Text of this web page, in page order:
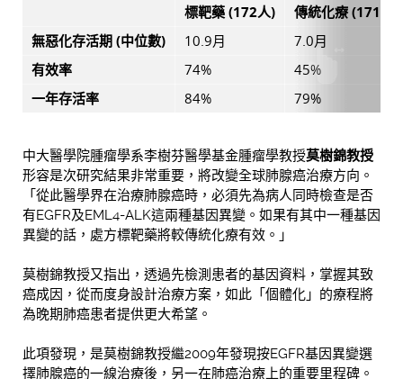
標靶藥(172人) 傳統化療(171人)
無惡化存活期(中位數) 10.9月 7.0月
有效率 74% 45%
一年存活率 84% 79%
中大醫學院腫瘤學系李樹芬醫學基金腫瘤學教授莫樹錦教授
形容是次研究結果非常重要，將改變全球肺腺癌治療方向。
「從此醫學界在治療肺腺癌時，必須先為病人同時檢查是否
有EGFR及EML4-ALK這兩種基因異變。如果有其中一種基因
異變的話，處方標靶藥將較傳統化療有效。」
莫樹錦教授又指出，透過先檢測患者的基因資料，掌握其致
癌成因，從而度身設計治療方案，如此「個體化」的療程將
為晚期肺癌患者提供更大希望。
此項發現，是莫樹錦教授繼2009年發現按EGFR基因異變選
擇肺腺癌的一線治療後，另一在肺癌治療上的重要里程碑。